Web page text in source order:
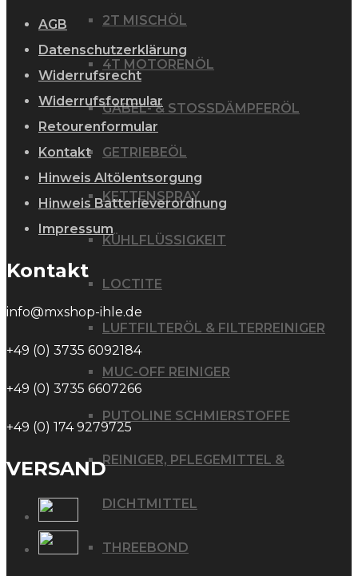
2T MISCHÖL
4T MOTORENÖL
GABEL- & STOSSDÄMPFERÖL
GETRIEBEÖL
KETTENSPRAY
KÜHLFLÜSSIGKEIT
LOCTITE
LUFTFILTERÖL & FILTERREINIGER
MUC-OFF REINIGER
PUTOLINE SCHMIERSTOFFE
REINIGER, PFLEGEMITTEL &
DICHTMITTEL
THREEBOND
AGB
Datenschutzerklärung
Widerrufsrecht
Widerrufsformular
Retourenformular
Kontakt
Hinweis Altölentsorgung
Hinweis Batterieverordnung
Impressum
Kontakt
info@mxshop-ihle.de
+49 (0) 3735 6092184
+49 (0) 3735 6607266
+49 (0) 174 9279725
VERSAND